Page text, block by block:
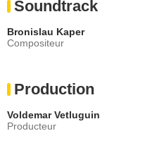
Soundtrack
Bronislau Kaper
Compositeur
Production
Voldemar Vetluguin
Producteur